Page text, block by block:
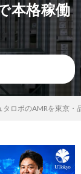
本格稼働
タロボのAMRを東京